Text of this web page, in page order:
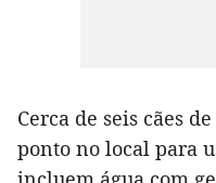
Cerca de seis cães
ponto no local para